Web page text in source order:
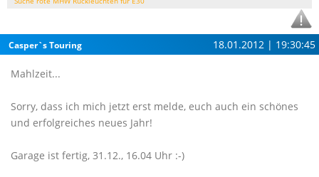
Casper`s Touring 18.01.2012 | 19:30:45
Mahlzeit...
Sorry, dass ich mich jetzt erst melde, euch auch ein schönes
und erfolgreiches neues Jahr!
Garage ist fertig, 31.12., 16.04 Uhr :-)